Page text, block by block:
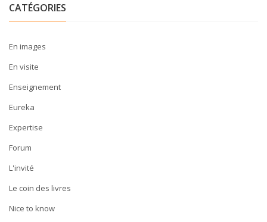
CATÉGORIES
En images
En visite
Enseignement
Eureka
Expertise
Forum
L'invité
Le coin des livres
Nice to know